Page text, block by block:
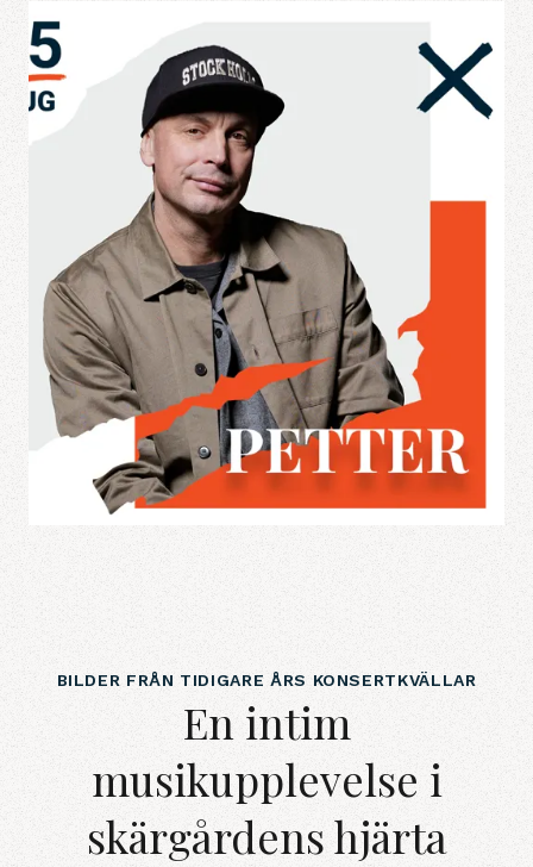
BILDER FRÅN TIDIGARE ÅRS KONSERTKVÄLLAR
En intim
musikupplevelse i
skärgårdens hjärta